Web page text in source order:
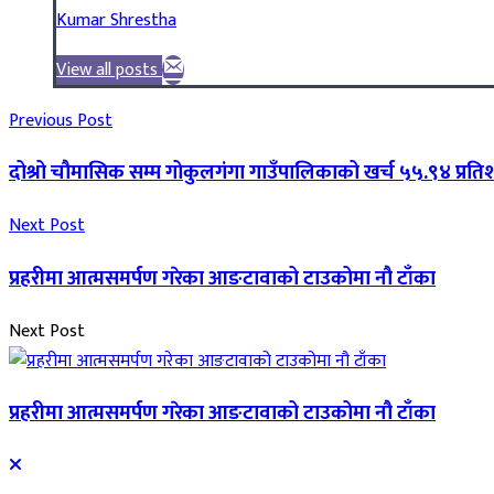
Kumar Shrestha
View all posts
Previous Post
दोश्रो चौमासिक सम्म गोकुलगंगा गाउँपालिकाको खर्च ५५.९४
Next Post
प्रहरीमा आत्मसमर्पण गरेका आङटावाको टाउकोमा नौ टाँका
Next Post
प्रहरीमा आत्मसमर्पण गरेका आङटावाको टाउकोमा नौ टाँका